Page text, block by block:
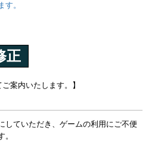
す。
正
案内いたします。】
していただき、ゲームの利用にご不便